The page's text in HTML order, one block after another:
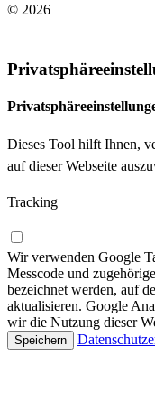
© 2026
Dieses Tool hilft Ihnen,
auf dieser Webseite
Tracking
Wir verwenden Google
Messcode und
bezeichnet werden, auf
aktualisieren. Google
wir die Nutzung dieser